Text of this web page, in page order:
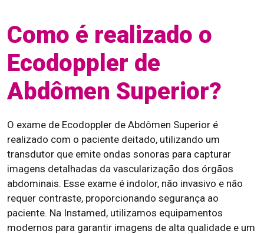
Como é realizado o
Ecodoppler de
Abdômen Superior?
O exame de Ecodoppler de Abdômen Superior é
realizado com o paciente deitado, utilizando um
transdutor que emite ondas sonoras para capturar
imagens detalhadas da vascularização dos órgãos
abdominais. Esse exame é indolor, não invasivo e não
requer contraste, proporcionando segurança ao
paciente. Na Instamed, utilizamos equipamentos
modernos para garantir imagens de alta qualidade e um